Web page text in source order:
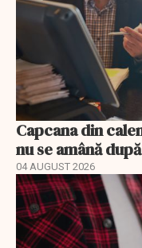
Capcana din
nu se amână
04 AUGUST 2026